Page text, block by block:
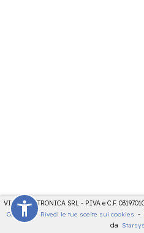
VIDEOELETTRONICA SRL - P.IVA e C.F.
Cookies
- Rivedi le tue scelte sui cookies -
da